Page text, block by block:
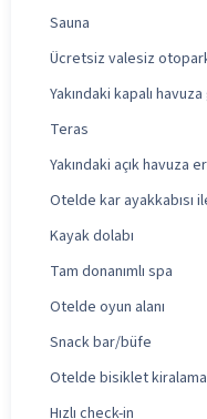
Sauna
Ücretsiz valesiz
Yakındaki kapalı
Teras
Yakındaki açık havuza
Otelde kar ayakkabısı
Kayak dolabı
Tam donanımlı spa
Otelde oyun alanı
Snack bar/büfe
Otelde bisiklet kiralama
Hızlı check-in